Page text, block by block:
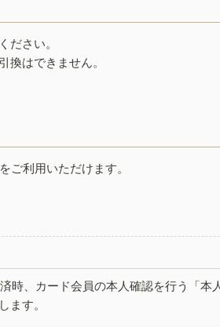
ださい。
換はできません。
ご利用いただけます。
時、カード会員の本人確認を行う「
ます。